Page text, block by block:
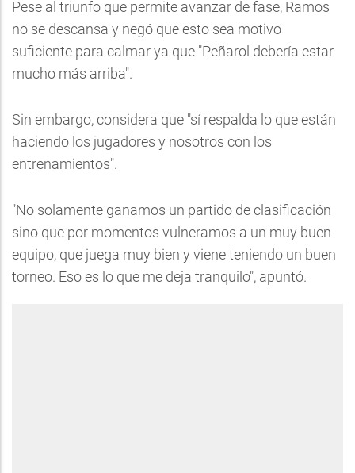
Pese al triunfo que permite avanzar de fase, Ramos
no se descansa y negó que esto sea motivo
suficiente para calmar ya que "Peñarol debería estar
mucho más arriba".
Sin embargo, considera que "sí respalda lo que están
haciendo los jugadores y nosotros con los
entrenamientos".
"No solamente ganamos un partido de clasificación
sino que por momentos vulneramos a un muy buen
equipo, que juega muy bien y viene teniendo un buen
torneo. Eso es lo que me deja tranquilo", apuntó.